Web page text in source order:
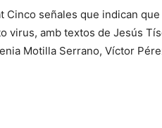
Cinco señales que indican
virus, amb textos de Jesús
Motilla Serrano, Víctor